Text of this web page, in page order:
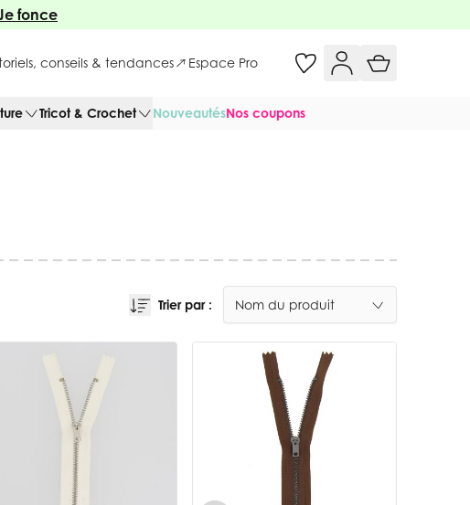
fonce
conseils & tendances Espace Pro
Tricot & Crochet NouveautésNos coupons
Trier par :